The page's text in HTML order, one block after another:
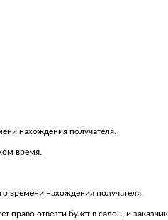
нахождения получателя.
время.
времени нахождения получателя.
право отвезти букет в салон, и